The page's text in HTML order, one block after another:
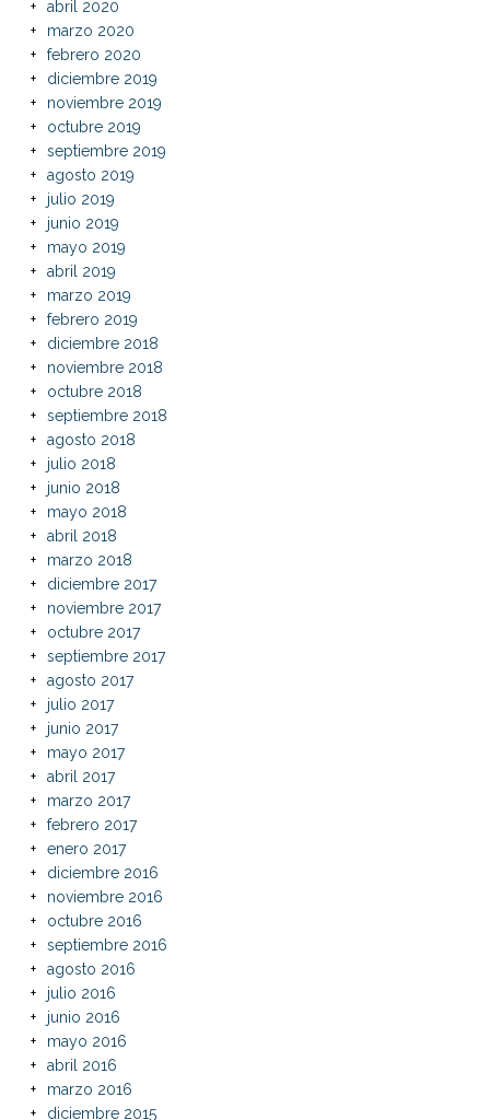
abril 2020
marzo 2020
febrero 2020
diciembre 2019
noviembre 2019
octubre 2019
septiembre 2019
agosto 2019
julio 2019
junio 2019
mayo 2019
abril 2019
marzo 2019
febrero 2019
diciembre 2018
noviembre 2018
octubre 2018
septiembre 2018
agosto 2018
julio 2018
junio 2018
mayo 2018
abril 2018
marzo 2018
diciembre 2017
noviembre 2017
octubre 2017
septiembre 2017
agosto 2017
julio 2017
junio 2017
mayo 2017
abril 2017
marzo 2017
febrero 2017
enero 2017
diciembre 2016
noviembre 2016
octubre 2016
septiembre 2016
agosto 2016
julio 2016
junio 2016
mayo 2016
abril 2016
marzo 2016
diciembre 2015